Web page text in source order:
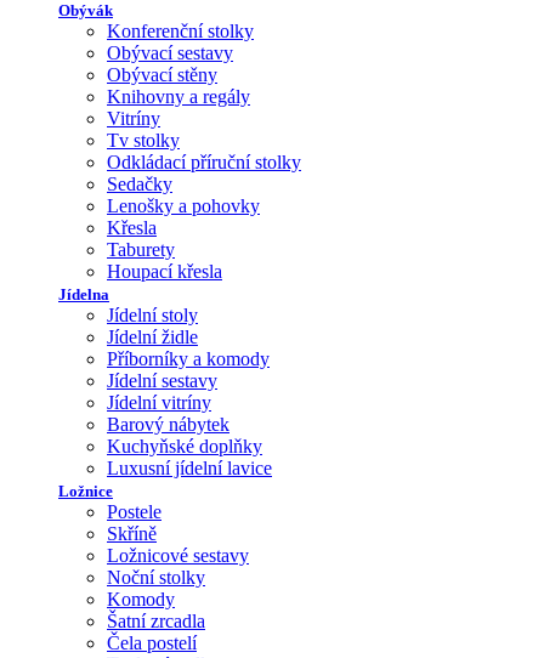
Obývák
Konferenční stolky
Obývací sestavy
Obývací stěny
Knihovny a regály
Vitríny
Tv stolky
Odkládací příruční stolky
Sedačky
Lenošky a pohovky
Křesla
Taburety
Houpací křesla
Jídelna
Jídelní stoly
Jídelní židle
Příborníky a komody
Jídelní sestavy
Jídelní vitríny
Barový nábytek
Kuchyňské doplňky
Luxusní jídelní lavice
Ložnice
Postele
Skříně
Ložnicové sestavy
Noční stolky
Komody
Šatní zrcadla
Čela postelí